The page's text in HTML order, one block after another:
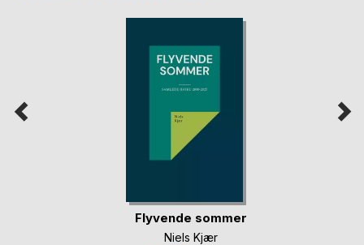
Flyvende sommer
Niels Kjær